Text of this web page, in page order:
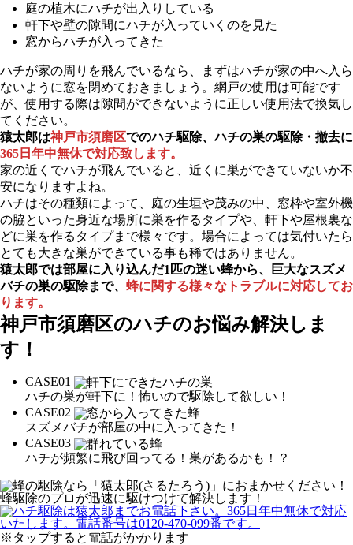
庭の植木にハチが出入りしている
軒下や壁の隙間にハチが入っていくのを見た
窓からハチが入ってきた
ハチが家の周りを飛んでいるなら、まずはハチが家の中へ入ら
ないように窓を閉めておきましょう。網戸の使用は可能です
が、使用する際は隙間ができないように正しい使用法で換気し
てください。
猿太郎は神戸市須磨区でのハチ駆除、ハチの巣の駆除・撤去に
365日年中無休で対応致します。
家の近くでハチが飛んでいると、近くに巣ができていないか不
安になりますよね。
ハチはその種類によって、庭の生垣や茂みの中、窓枠や室外機
の脇といった身近な場所に巣を作るタイプや、軒下や屋根裏な
どに巣を作るタイプまで様々です。場合によっては気付いたら
とても大きな巣ができている事も稀ではありません。
猿太郎では部屋に入り込んだ1匹の迷い蜂から、巨大なスズメ
バチの巣の駆除まで、 蜂に関する様々なトラブルに対応してお
ります。
神戸市須磨区のハチのお悩み解決しま
す！
CASE01
ハチの巣が軒下に！怖いので駆除して欲しい！
CASE02
スズメバチが部屋の中に入ってきた！
CASE03
ハチが頻繁に飛び回ってる！巣があるかも！？
※タップすると電話がかかります